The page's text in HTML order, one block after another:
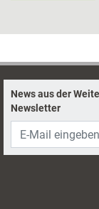
News aus der
Newsletter